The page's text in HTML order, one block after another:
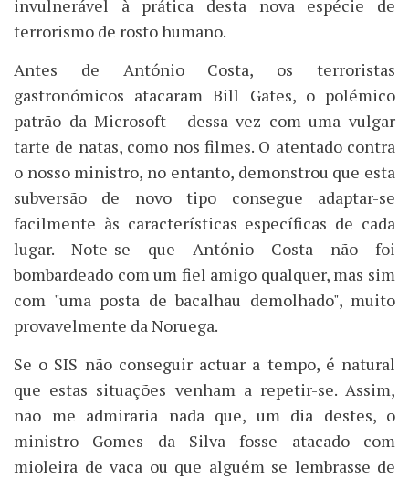
invulnerável à prática desta nova espécie de
terrorismo de rosto humano.
Antes de António Costa, os terroristas
gastronómicos atacaram Bill Gates, o polémico
patrão da Microsoft - dessa vez com uma vulgar
tarte de natas, como nos filmes. O atentado contra
o nosso ministro, no entanto, demonstrou que esta
subversão de novo tipo consegue adaptar-se
facilmente às características específicas de cada
lugar. Note-se que António Costa não foi
bombardeado com um fiel amigo qualquer, mas sim
com "uma posta de bacalhau demolhado", muito
provavelmente da Noruega.
Se o SIS não conseguir actuar a tempo, é natural
que estas situações venham a repetir-se. Assim,
não me admiraria nada que, um dia destes, o
ministro Gomes da Silva fosse atacado com
mioleira de vaca ou que alguém se lembrasse de